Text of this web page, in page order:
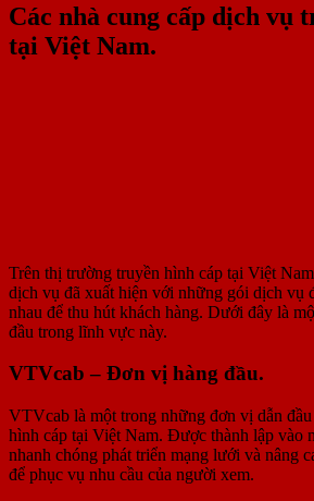
Các nhà cung cấp dịch vụ
tại Việt Nam.
Trên thị trường truyền hình cáp tại Việt
dịch vụ đã xuất hiện với những gói dịch vụ
nhau để thu hút khách hàng. Dưới đây là
đầu trong lĩnh vực này.
VTVcab – Đơn vị hàng đầu.
VTVcab là một trong những đơn vị dẫn
hình cáp tại Việt Nam. Được thành lập vào
nhanh chóng phát triển mạng lưới và nâng
để phục vụ nhu cầu của người xem.